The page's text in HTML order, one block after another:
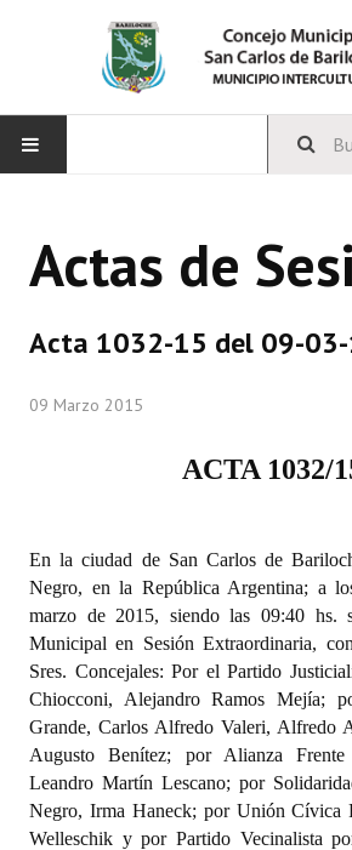
CONCEJO
Comisiones Especiales
Programas
LEGISLACIÓN
Constitución Nacional
Constitución Provincial
Carta Orgánica 2007
Reglamento Interno
Actas de
Acta 1032-15 del 09-
09 Marzo 2015
ACTA 1032/
En la ciudad de San Carlos de
Negro, en la República Argentina; a
marzo de 2015, siendo las 09:40 hs.
Municipal en Sesión Extraordinaria,
Sres. Concejales: Por el Partido
Chiocconi, Alejandro Ramos Mejía;
Grande, Carlos Alfredo Valeri, Alfredo
Augusto Benítez; por Alianza
Leandro Martín Lescano; por
Negro, Irma Haneck; por Unión Cívica
Welleschik y por Partido Vecinalista